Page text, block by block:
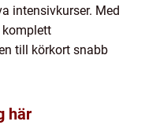
intensivkurser. Med
komplett
till körkort snabb
här